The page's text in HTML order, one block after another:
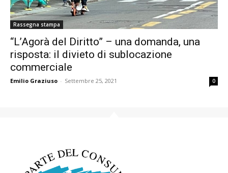
Rassegna stampa
“L’Agorà del Diritto” – una domanda, una
risposta: il divieto di sublocazione
commerciale
Emilio Graziuso - Settembre 25, 2021 0